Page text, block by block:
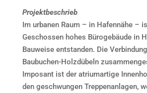
Projektbeschrieb
Im urbanen Raum – in Hafennähe –
Geschossen hohes Bürogebäude in
Bauweise entstanden. Die
Baubuchen-Holzdübeln
Imposant ist der atriumartige
den geschwungen Treppenanlagen,